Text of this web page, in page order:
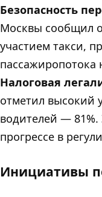
Безопасность
Москвы сообщил
участием такси,
пассажиропотока
Налоговая
отметил высокий
водителей — 81%.
прогрессе в
Инициативы